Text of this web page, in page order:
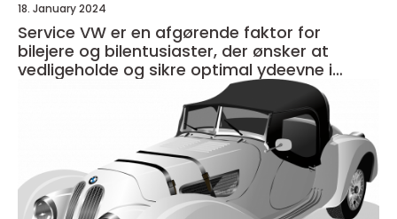
18. January 2024
Service VW er en afgørende faktor for
bilejere og bilentusiaster, der ønsker at
vedligeholde og sikre optimal ydeevne i